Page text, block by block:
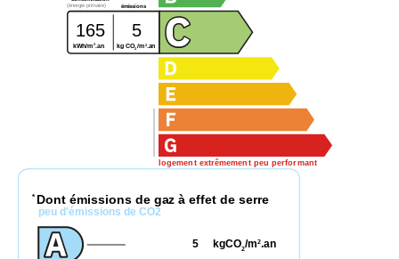
logement extrêmement peu performant
émissions
(énergie primaire)
165 5
kWh/m 2 .an kg CO2/m2.an
* Dont émissions de gaz à effet de serre
peu d'émissions de CO2
kgCO2/m2.an
5